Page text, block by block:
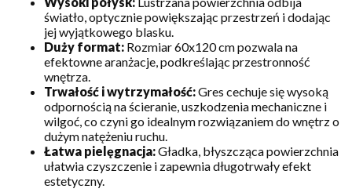
światło, optycznie powiększając przestrzeń i dodając
jej wyjątkowego blasku.
Duży format: Rozmiar 60x120 cm pozwala na
efektowne aranżacje, podkreślając przestronność
wnętrza.
Trwałość i wytrzymałość:Gres cechuje się wysoką
odpornością na ścieranie, uszkodzenia mechaniczne i
wilgoć, co czyni go idealnym rozwiązaniem do wnętrz o
dużym natężeniu ruchu.
Łatwa pielęgnacja:Gładka, błyszcząca powierzchnia
ułatwia czyszczenie i zapewnia długotrwały efekt
estetyczny.